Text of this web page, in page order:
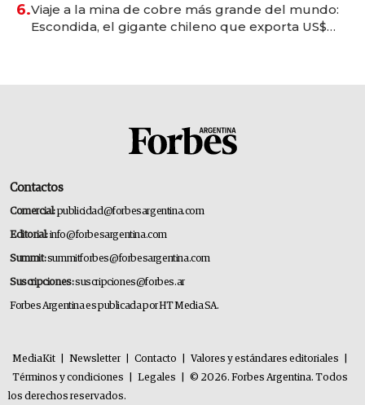
6.Viaje a la mina de cobre más grande del mundo:
Escondida, el gigante chileno que exporta US$
Contactos
Comercial:publicidad@forbesargentina.com
Editorial:info@forbesargentina.com
Summit:summitforbes@forbesargentina.com
Suscripciones:suscripciones@forbes.ar
Forbes Argentina es publicada por HT Media SA.
MediaKit Newsletter Contacto Valores y estándares editoriales
Términos y condiciones
Legales
© 2026. Forbes Argentina. Todos
los derechos reservados.